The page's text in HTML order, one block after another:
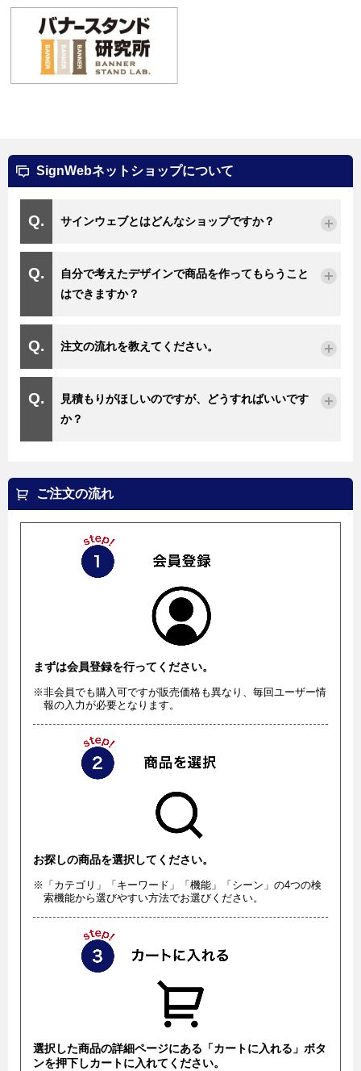
SignWebネットショップについて
サインウェブとはどんなショップですか？
自分で考えたデザインで商品を作ってもらうこと
はできますか？
注文の流れを教えてください。
見積もりがほしいのですが、どうすればいいです
か？
ご注文の流れ
まずは会員登録を行ってください。
※非会員でも購入可ですが販売価格も異なり、毎回ユーザー情
報の入力が必要となります。
お探しの商品を選択してください。
※「カテゴリ」「キーワード」「機能」「シーン」の4つの検
索機能から選びやすい方法でお選びください。
選択した商品の詳細ページにある「カートに入れる」ボタ
ンを押下しカートに入れてください。